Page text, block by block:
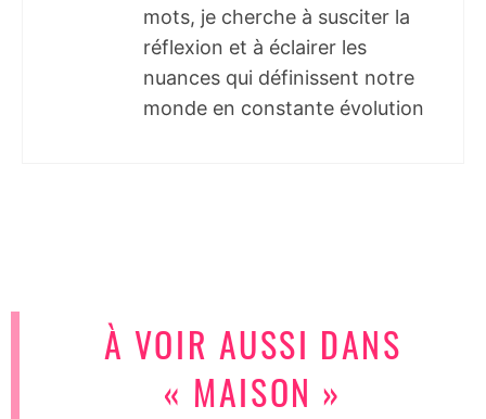
mots, je cherche à susciter la
réflexion et à éclairer les
nuances qui définissent notre
monde en constante évolution
À VOIR AUSSI DANS
« MAISON »